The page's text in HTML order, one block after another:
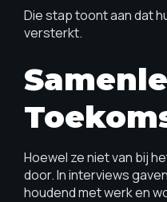
Die stap toont aan dat
versterkt.
Hoewel ze niet van bij
door. In interviews
houdend met werk en